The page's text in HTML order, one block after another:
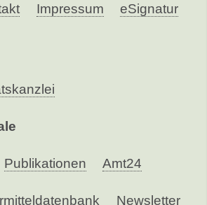
Impressum eSignatur
Publikationen Amt24
Newsletter